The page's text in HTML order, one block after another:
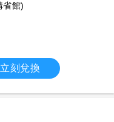
省館)
立刻兌換